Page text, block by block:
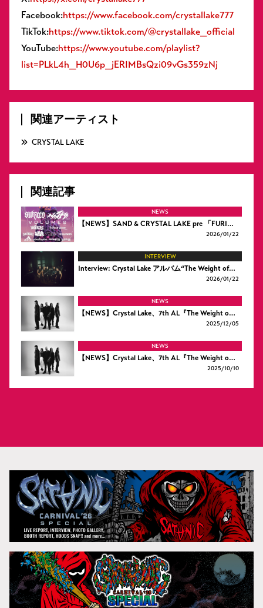
Facebook:https://www.facebook.com/crystallake777
TikTok:https://www.tiktok.com/@crystallake_official
YouTube:https://www.youtube.com/playlist?
list=PLkL4h_H0U6p_jERIMBsQzi09vGs359zNj
関連アーティスト
CRYSTAL LAKE
関連記事
NEWS
【NEWS】SAND & CRYSTAL LAKE pre 「FURI…
2026/01/22
INTERVIEW
Interview: Crystal Lake アルバム“The Weight of…
2026/01/22
NEWS
【NEWS】Crystal Lake、7th AL『The Weight o…
2025/12/05
NEWS
【NEWS】Crystal Lake、7th AL『The Weight o…
2025/10/10